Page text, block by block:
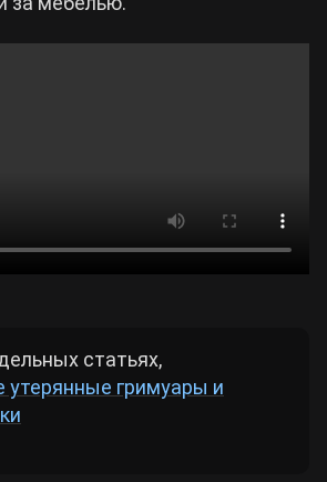
статьях,
утерянные гримуары и